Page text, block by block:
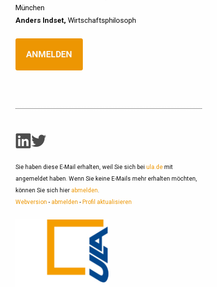
München
Anders Indset, Wirtschaftsphilosoph
ANMELDEN
Sie haben diese E-Mail erhalten, weil Sie sich bei ula.demit
angemeldet haben. Wenn Sie keine E-Mails mehr erhalten möchten,
können Sie sich hier abmelden.
Webversion - abmelden - Profil aktualisieren